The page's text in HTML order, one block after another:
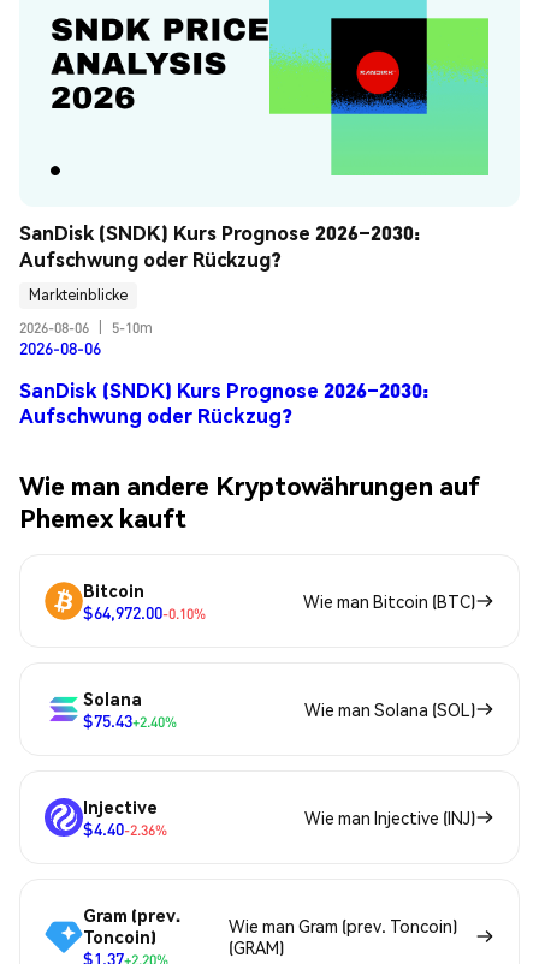
SanDisk (SNDK) Kurs Prognose 2026–2030:
Aufschwung oder Rückzug?
Markteinblicke
2026-08-06
5-10m
2026-08-06
SanDisk (SNDK) Kurs Prognose 2026–2030:
Aufschwung oder Rückzug?
Wie man andere Kryptowährungen auf
Phemex kauft
Bitcoin
$64,972.00-0.10%
Wie man Bitcoin (BTC)
Solana
$75.43+2.40%
Wie man Solana (SOL)
Injective
$4.40-2.36%
Wie man Injective (INJ)
Gram (prev.
Toncoin)
$1.37+2.20%
Wie man Gram (prev. Toncoin)
(GRAM)